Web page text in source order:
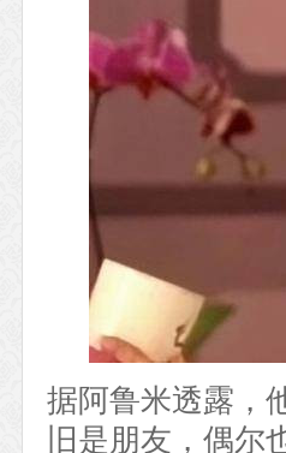
据阿鲁米透露，
旧是朋友，偶尔